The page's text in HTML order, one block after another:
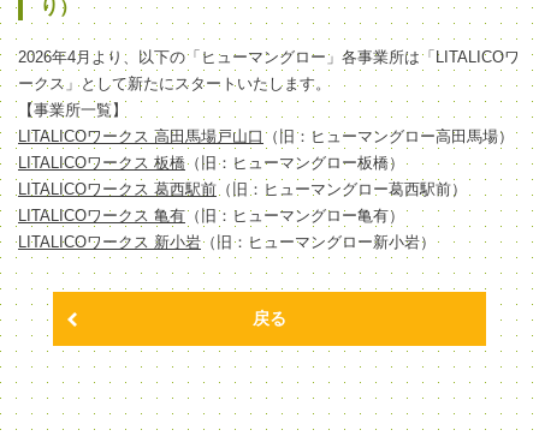
り）
2026年4月より、以下の「ヒューマングロー」各事業所は「LITALICOワ
ークス」として新たにスタートいたします。
【事業所一覧】
LITALICOワークス 高田馬場戸山口 （旧：ヒューマングロー高田馬場）
LITALICOワークス 板橋（旧：ヒューマングロー板橋）
LITALICOワークス 葛西駅前 （旧：ヒューマングロー葛西駅前）
LITALICOワークス 亀有（旧：ヒューマングロー亀有）
LITALICOワークス 新小岩（旧：ヒューマングロー新小岩）
戻る